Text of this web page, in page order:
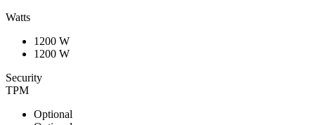
Watts
1200 W
1200 W
Security
TPM
Optional